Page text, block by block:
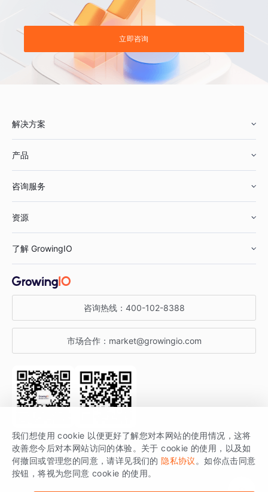
立即咨询
解决方案
鞋服行业
汽车行业
金融行业
产品
智能运营
获客分析
咨询服务
资源
增长公开课
增长博客
开发者文档
SDK 文档
场景指南
了解 GrowingIO
关于 GrowingIO
增长大会
行业活动
咨询热线： 400-102-8388
市场合作： market@growingio.com
关注公众号 获取更多干货
GrowingIO 是专注于数据智能分析与增长的品牌，核心平台为 GrowingIO
分析云。
我们想使用 cookie 以便更好了解您对本网站的使用情况，这将
改善您今后对本网站访问的体验。关于 cookie 的使用，以及如
何撤回或管理您的同意，请详见我们的 隐私协议 。如你点击同意
按钮，将视为您同意 cookie 的使用。